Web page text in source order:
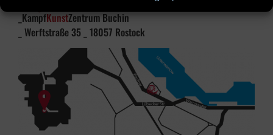
_KampfKunstZentrum Buchin
_ Werftstraße 35 _ 18057 Rostock